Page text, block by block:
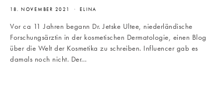
18. NOVEMBER 2021 ELINA
Vor ca 11 Jahren begann Dr. Jetske Ultee, niederländische
Forschungsärztin in der kosmetischen Dermatologie, einen Blog
über die Welt der Kosmetika zu schreiben. Influencer gab es
damals noch nicht. Der…